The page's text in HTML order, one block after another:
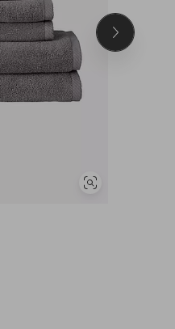
Näytä
Seuraava